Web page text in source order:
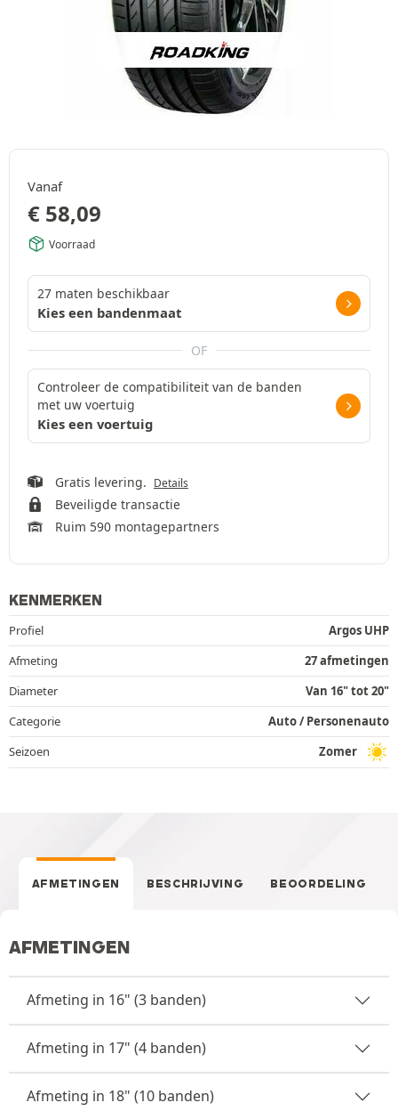
Vanaf
€ 58,09
Voorraad
27 maten beschikbaar
Kies een bandenmaat
OF
Controleer de compatibiliteit van de banden
met uw voertuig
Kies een voertuig
Gratis levering. Details
Beveiligde transactie
Ruim 590 montagepartners
KENMERKEN
Profiel
Argos UHP
Afmeting
27 afmetingen
Diameter
Van 16" tot 20"
Categorie
Auto / Personenauto
Seizoen
Zomer
AFMETINGEN BESCHRIJVING BEOORDELING
AFMETINGEN
Afmeting in 16" (3 banden)
Afmeting in 17" (4 banden)
Afmeting in 18" (10 banden)